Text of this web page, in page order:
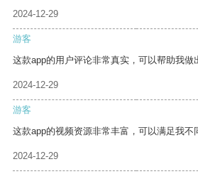
2024-12-29
游客
这款app的用户评论非常真实，可以帮助我做
2024-12-29
游客
这款app的视频资源非常丰富，可以满足我不
2024-12-29